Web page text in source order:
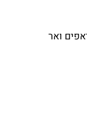
ואר